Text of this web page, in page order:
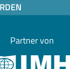
Partner von